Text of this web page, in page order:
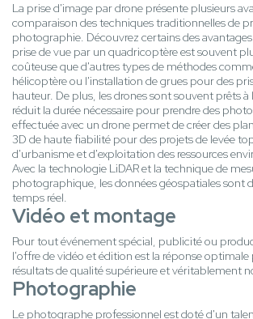
La prise d'image par drone présente plusieurs
comparaison des techniques traditionnelles de
photographie. Découvrez certains des
prise de vue par un quadricoptère est souvent
coûteuse que d'autres types de méthodes
hélicoptère ou l'installation de grues pour des
hauteur. De plus, les drones sont souvent prêts
réduit la durée nécessaire pour prendre des
effectuée avec un drone permet de créer des
3D de haute fiabilité pour des projets de levée
d'urbanisme et d'exploitation des ressources
Avec la technologie LiDAR et la technique de
photographique, les données géospatiales sont
temps réel.
Vidéo et montage
Pour tout événement spécial, publicité ou
l'offre de vidéo et édition est la réponse optimale
résultats de qualité supérieure et véritablement
Photographie
Le photographe professionnel est doté d'un